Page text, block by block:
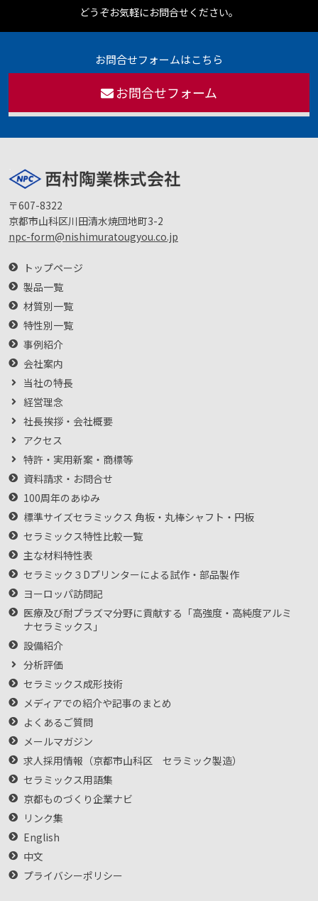
どうぞお気軽にお問合せください。
お問合せフォームはこちら
お問合せフォーム
〒607-8322
京都市山科区川田清水焼団地町3-2
npc-form@nishimuratougyou.co.jp
トップページ
製品一覧
材質別一覧
特性別一覧
事例紹介
会社案内
当社の特長
経営理念
社長挨拶・会社概要
アクセス
特許・実用新案・商標等
資料請求・お問合せ
100周年のあゆみ
標準サイズセラミックス 角板・丸棒シャフト・円板
セラミックス特性比較一覧
主な材料特性表
セラミック３Dプリンターによる試作・部品製作
ヨーロッパ訪問記
医療及び耐プラズマ分野に貢献する「高強度・高純度アルミ
ナセラミックス」
設備紹介
分析評価
セラミックス成形技術
メディアでの紹介や記事のまとめ
よくあるご質問
メールマガジン
求人採用情報（京都市山科区 セラミック製造）
セラミックス用語集
京都ものづくり企業ナビ
リンク集
English
中文
プライバシーポリシー